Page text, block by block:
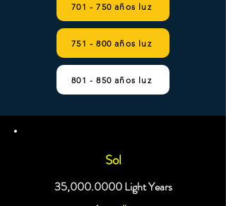
701 - 750 años luz
751 - 800 años luz
801 - 850 años luz
Sol
35,000.0000Light Years